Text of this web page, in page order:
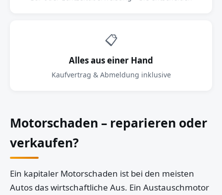
📋
Alles aus einer Hand
Kaufvertrag & Abmeldung inklusive
Motorschaden – reparieren oder
verkaufen?
Ein kapitaler Motorschaden ist bei den meisten
Autos das wirtschaftliche Aus. Ein Austauschmotor